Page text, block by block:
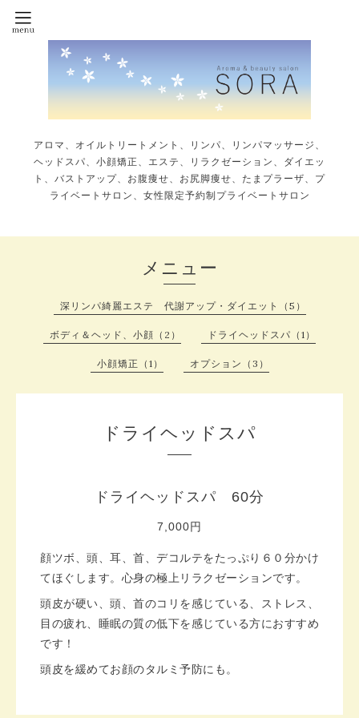
アロマ、オイルトリートメント、リンパ、リンパマッサージ、
ヘッドスパ、小顔矯正、エステ、リラクゼーション、ダイエッ
ト、バストアップ、お腹痩せ、お尻脚痩せ、たまプラーザ、プ
ライベートサロン、女性限定予約制プライベートサロン
メニュー
深リンパ綺麗エステ 代謝アップ・ダイエット（5）
ボディ＆ヘッド、小顔（2） ドライヘッドスパ（1）
小顔矯正（1） オプション（3）
ドライヘッドスパ
ドライヘッドスパ 60分
7,000円
顔ツボ、頭、耳、首、デコルテをたっぷり６０分かけ
てほぐします。心身の極上リラクゼーションです。
頭皮が硬い、頭、首のコリを感じている、ストレス、
目の疲れ、睡眠の質の低下を感じている方におすすめ
です！
頭皮を緩めてお顔のタルミ予防にも。